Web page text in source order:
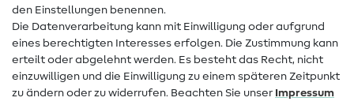
Widerrufsrecht
Beliebt
den Einstellungen benennen.
Die Datenverarbeitung kann mit Einwilligung oder aufgrund
eines berechtigten Interesses erfolgen. Die Zustimmung kann
erteilt oder abgelehnt werden. Es besteht das Recht, nicht
einzuwilligen und die Einwilligung zu einem späteren Zeitpunkt
zu ändern oder zu widerrufen. Beachten Sie unser Impressum